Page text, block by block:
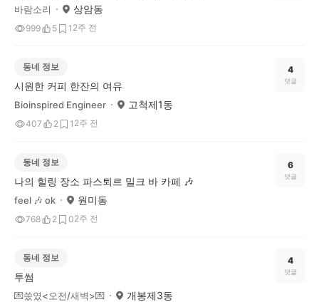
바람소리 상암동
999 5 1 2주 전
동네 정보
시원한 커피 한잔의 여유
Bioinspired Engineer 고척제1동
407 2 1 2주 전
4
댓글
동네 정보
나의 힐링 장소 파스퇴르 밀크 바 카페 🎶
feel 🎶 ok 원미동
768 2 02주 전
6
댓글
동네 정보
투썸
💌쑸였<오전/새벽>💌 개봉제3동
4
댓글